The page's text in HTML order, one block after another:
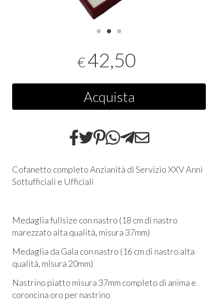
€42,50
Acquista
Cofanetto completo Anzianità di Servizio XXV Anni
Sottufficiali e Ufficiali
Medaglia fullsize con nastro (18 cm di nastro
marezzato alta qualità, misura 37mm)
Medaglia da Gala con nastro (16 cm di nastro alta
qualità, misura 20mm)
Nastrino piatto misura 37mm completo di anima e
coroncina oro per nastrino